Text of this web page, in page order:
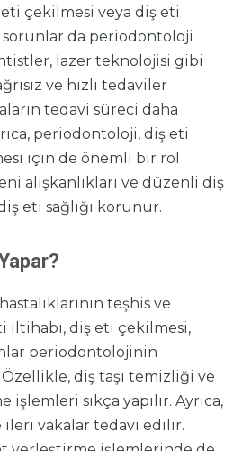
çekilmesi veya diş eti
da periodontoloji
lazer teknolojisi gibi
ve hızlı tedaviler
tedavi süreci daha
periodontoloji, diş eti
için de önemli bir rol
alışkanlıkları ve düzenli diş
eti sağlığı korunur.
teşhis ve
iltihabı, diş eti çekilmesi,
periodontolojinin
Özellikle, diş taşı temizliği ve
sıkça yapılır. Ayrıca,
vakalar tedavi edilir.